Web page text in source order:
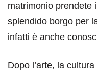
matrimonio prendete
splendido borgo per
infatti è anche
Dopo l’arte, la